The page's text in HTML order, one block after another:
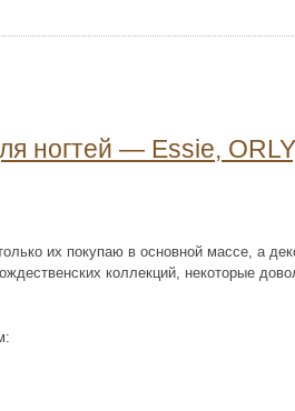
ногтей — Essie,
их покупаю в основной массе, а
коллекций, некоторые